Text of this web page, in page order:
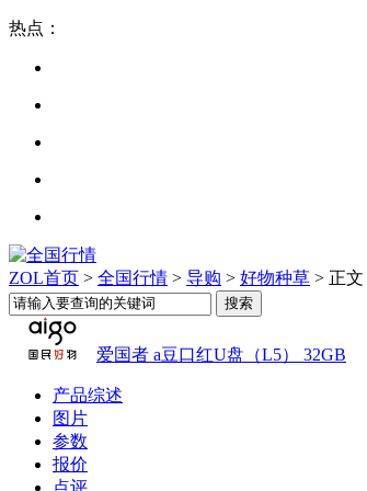
热点：
ZOL首页 > 全国行情 > 导购 > 好物种草 > 正文
爱国者 a豆口红U盘（L5） 32GB
产品综述
图片
参数
报价
点评